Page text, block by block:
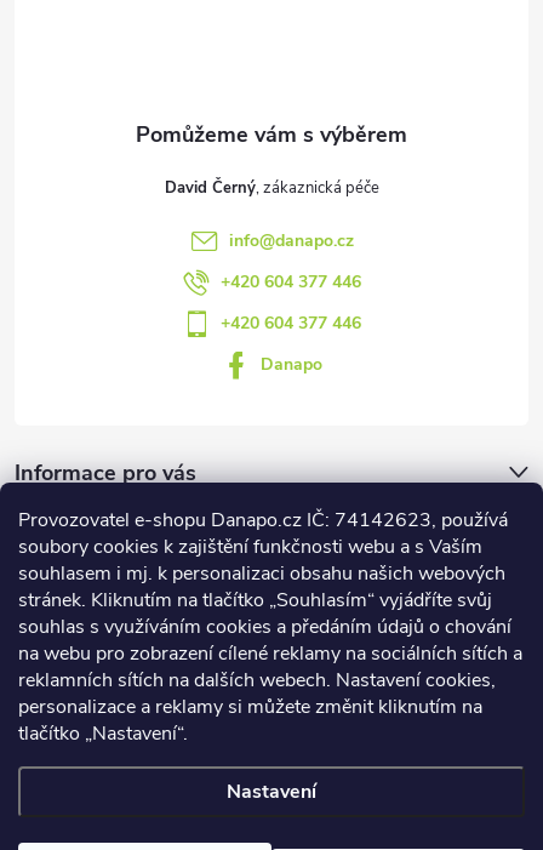
Provozovatel e-shopu Danapo.cz IČ: 74142623, používá
soubory cookies k zajištění funkčnosti webu a s Vaším
souhlasem i mj. k personalizaci obsahu našich webových
stránek. Kliknutím na tlačítko „Souhlasím“ vyjádříte svůj
souhlas s využíváním cookies a předáním údajů o chování
na webu pro zobrazení cílené reklamy na sociálních sítích a
reklamních sítích na dalších webech. Nastavení cookies,
personalizace a reklamy si můžete změnit kliknutím na
tlačítko „Nastavení“.
Nastavení
David Černý
info@danapo.cz
+420 604 377 446
+420 604 377 446
Danapo
Informace pro vás
Dotazník
Co upřednosťnujete?
Počet hlasů:437
Facebook